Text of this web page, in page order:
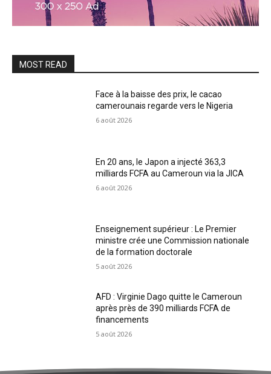
MOST READ
Face à la baisse des prix, le cacao
camerounais regarde vers le Nigeria
6 août 2026
En 20 ans, le Japon a injecté 363,3
milliards FCFA au Cameroun via la JICA
6 août 2026
Enseignement supérieur : Le Premier
ministre crée une Commission nationale
de la formation doctorale
5 août 2026
AFD : Virginie Dago quitte le Cameroun
après près de 390 milliards FCFA de
financements
5 août 2026